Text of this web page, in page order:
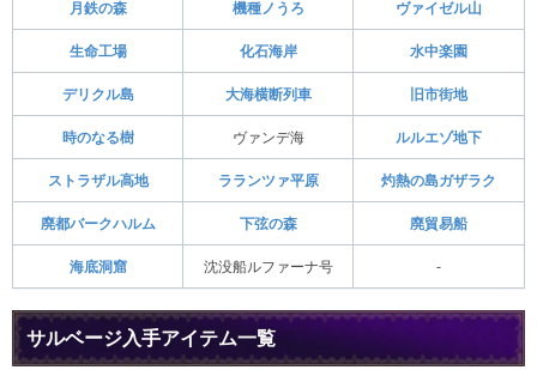
月鉄の森 機種ノうろ ヴァイゼル山
生命工場 化石海岸 水中楽園
デリクル島 大海横断列車 旧市街地
時のなる樹 ヴァンデ海 ルルエゾ地下
ストラザル高地 ラランツァ平原 灼熱の島ガザラク
廃都バークハルム 下弦の森 廃貿易船
海底洞窟 沈没船ルファーナ号 -
サルベージ入手アイテム一覧